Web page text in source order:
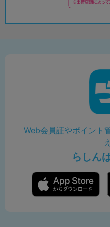
Web会員証やポイント
らしん